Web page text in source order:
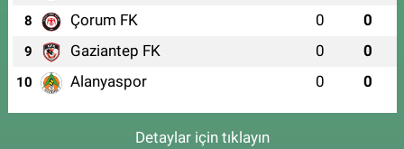
8 Çorum FK 0 0
9 Gaziantep FK 0 0
10 Alanyaspor 0 0
Detaylar için tıklayın